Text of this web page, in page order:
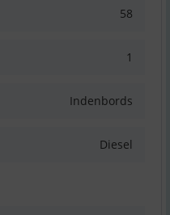
58
1
Indenbords
Diesel